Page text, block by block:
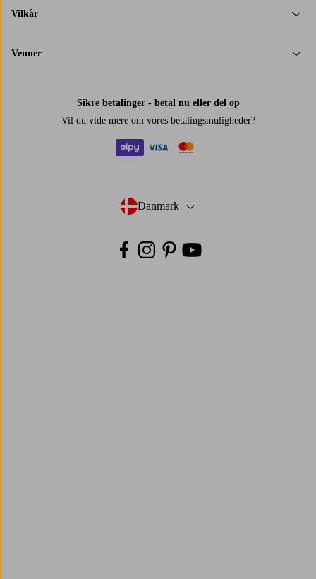
Vilkår
Venner
Sikre betalinger - betal nu eller del op
Vil du vide mere om vores betalingsmuligheder?
Danmark
- Vælg land